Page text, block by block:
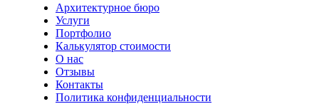
Архитектурное бюро
Услуги
Портфолио
Калькулятор стоимости
О нас
Отзывы
Контакты
Политика конфиденциальности